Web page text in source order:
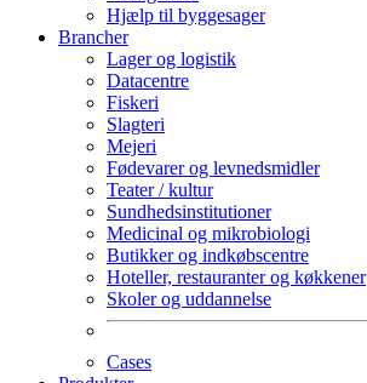
Hjælp til byggesager
Brancher
Lager og logistik
Datacentre
Fiskeri
Slagteri
Mejeri
Fødevarer og levnedsmidler
Teater / kultur
Sundhedsinstitutioner
Medicinal og mikrobiologi
Butikker og indkøbscentre
Hoteller, restauranter og køkkener
Skoler og uddannelse
Cases